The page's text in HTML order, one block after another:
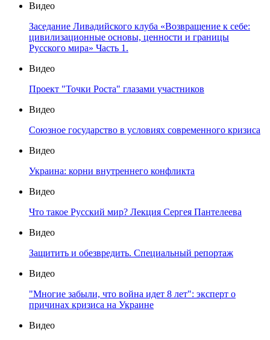
Видео
Заседание Ливадийского клуба «Возвращение к себе:
цивилизационные основы, ценности и границы
Русского мира» Часть 1.
Видео
Проект "Точки Роста" глазами участников
Видео
Союзное государство в условиях современного кризиса
Видео
Украина: корни внутреннего конфликта
Видео
Что такое Русский мир? Лекция Сергея Пантелеева
Видео
Защитить и обезвредить. Специальный репортаж
Видео
"Многие забыли, что война идет 8 лет": эксперт о
причинах кризиса на Украине
Видео